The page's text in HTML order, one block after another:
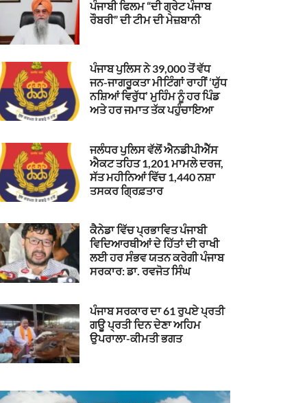
ਪੰਜਾਬੀ ਫਿਲਮ “ਦੀ ਗ੍ਰੇਟ ਪੰਜਾਬ
ਰੌਬਰੀ” ਦੀ ਟੀਮ ਦੀ ਮੇਜ਼ਬਾਨੀ
ਪੰਜਾਬ ਪੁਲਿਸ ਨੇ 39,000 ਤੋਂ ਵੱਧ
ਜਨ-ਜਾਗਰੂਕਤਾ ਮੀਟਿੰਗਾਂ ਰਾਹੀਂ ‘ਯੁੱਧ
ਨਸ਼ਿਆਂ ਵਿਰੁੱਧ’ ਮੁਹਿੰਮ ਨੂੰ ਹਰ ਪਿੰਡ
ਅਤੇ ਹਰ ਜਮਾਤ ਤੱਕ ਪਹੁੰਚਾਇਆ
ਜਲੰਧਰ ਪੁਲਿਸ ਵੱਲੋਂ ਐਨਡੀਪੀਐੱਸ
ਐਕਟ ਤਹਿਤ 1,201 ਮਾਮਲੇ ਦਰਜ,
ਸੱਤ ਮਹੀਨਿਆਂ ਵਿੱਚ 1,440 ਨਸ਼ਾ
ਤਸਕਰ ਗ੍ਰਿਫ਼ਤਾਰ
ਕੈਨੇਡਾ ਵਿੱਚ ਪ੍ਰਭਾਵਿਤ ਪੰਜਾਬੀ
ਵਿਦਿਆਰਥੀਆਂ ਦੇ ਹਿੱਤਾਂ ਦੀ ਰਾਖੀ
ਲਈ ਹਰ ਸੰਭਵ ਯਤਨ ਕਰੇਗੀ ਪੰਜਾਬ
ਸਰਕਾਰ: ਡਾ. ਰਵਜੋਤ ਸਿੰਘ
ਪੰਜਾਬ ਸਰਕਾਰ ਦਾ 61 ਰੁਪਏ ਪ੍ਰਤੀ
ਗਊ ਪ੍ਰਤੀ ਦਿਨ ਦੇਣਾ ਅਹਿਮ
ਉਪਰਾਲਾ-ਕੀਮਤੀ ਭਗਤ